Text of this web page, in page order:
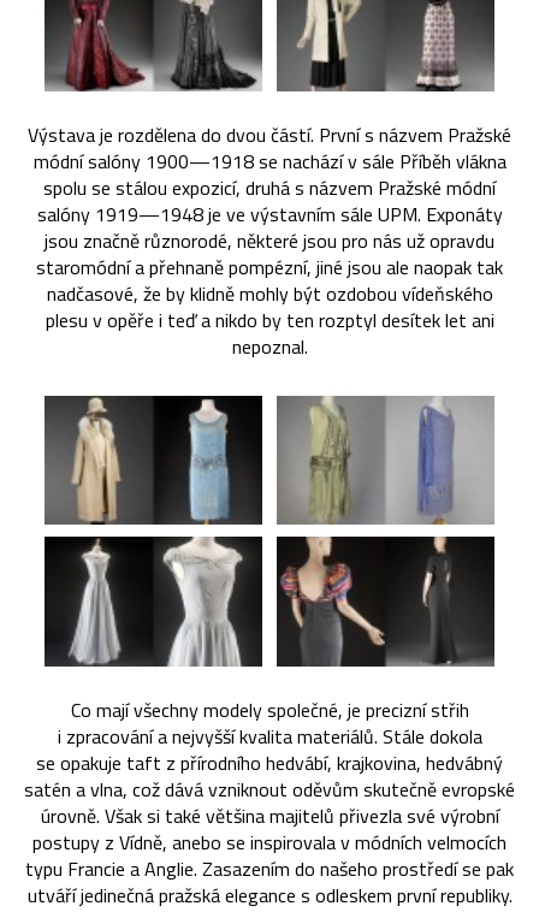
Výstava je rozdělena do dvou částí. První s názvem Pražské
módní salóny 1900—1918 se nachází v sále Příběh vlákna
spolu se stálou expozicí, druhá s názvem Pražské módní
salóny 1919—1948 je ve výstavním sále UPM. Exponáty
jsou značně různorodé, některé jsou pro nás už opravdu
staromódní a přehnaně pompézní, jiné jsou ale naopak tak
nadčasové, že by klidně mohly být ozdobou vídeňského
plesu v opěře i teď a nikdo by ten rozptyl desítek let ani
nepoznal.
Co mají všechny modely společné, je precizní střih
i zpracování a nejvyšší kvalita materiálů. Stále dokola
se opakuje taft z přírodního hedvábí, krajkovina, hedvábný
satén a vlna, což dává vzniknout oděvům skutečně evropské
úrovně. Však si také většina majitelů přivezla své výrobní
postupy z Vídně, anebo se inspirovala v módních velmocích
typu Francie a Anglie. Zasazením do našeho prostředí se pak
utváří jedinečná pražská elegance s odleskem první republiky.